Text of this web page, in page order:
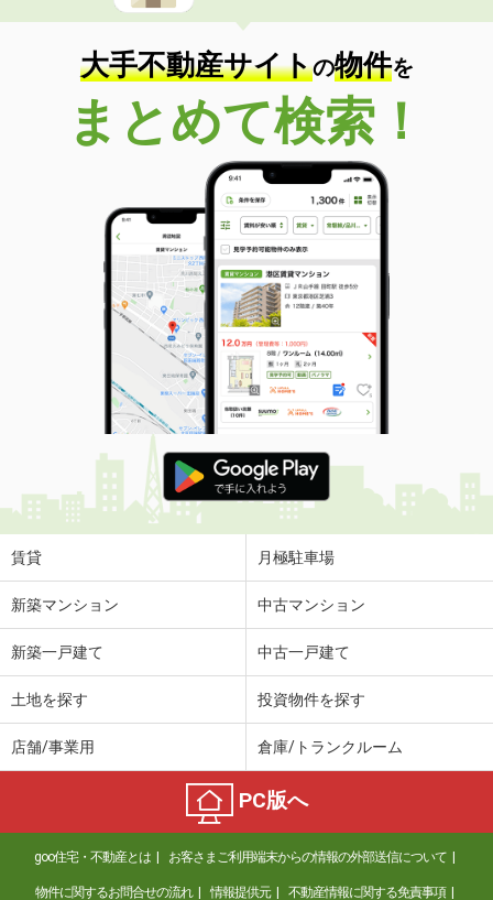
大手不動産サイトの物件を
まとめて検索！
賃貸 月極駐車場
新築マンション 中古マンション
新築一戸建て 中古一戸建て
土地を探す 投資物件を探す
店舗/事業用 倉庫/トランクルーム
PC版へ
goo住宅・不動産とは お客さまご利用端末からの情報の外部送信について
物件に関するお問合せの流れ 情報提供元 不動産情報に関する免責事項